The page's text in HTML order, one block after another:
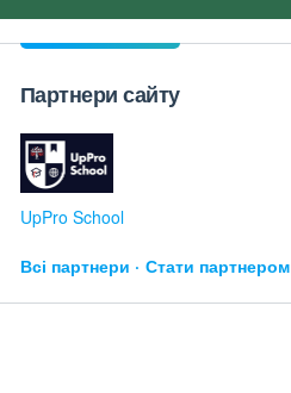
Партнери сайту
UpPro School
Всі партнери Стати партнером